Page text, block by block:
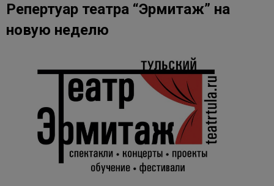
Репертуар театра “Эрмитаж” на
новую неделю